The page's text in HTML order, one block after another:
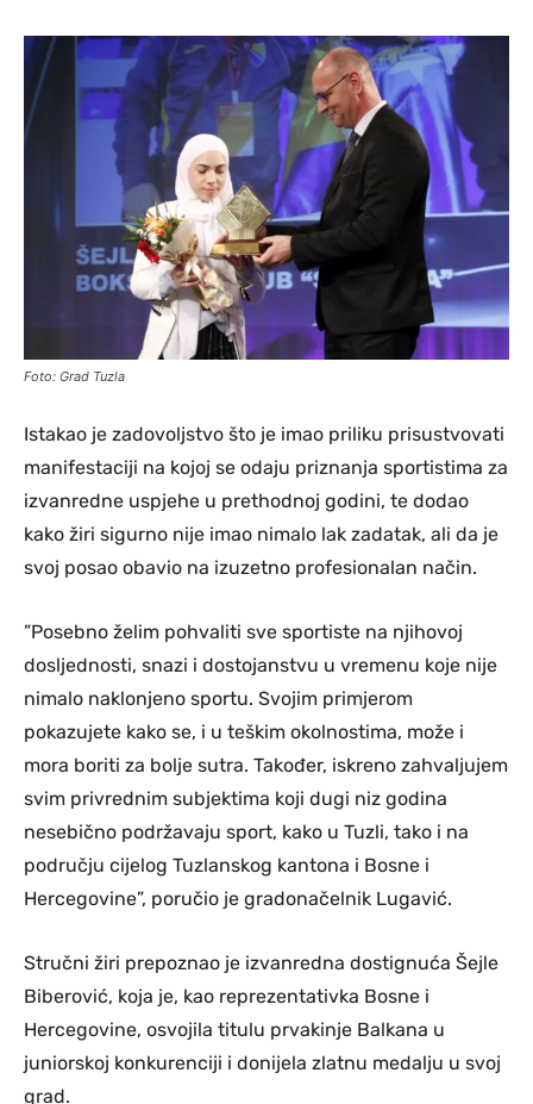
Foto: Grad Tuzla
Istakao je zadovoljstvo što je imao priliku prisustvovati
manifestaciji na kojoj se odaju priznanja sportistima za
izvanredne uspjehe u prethodnoj godini, te dodao
kako žiri sigurno nije imao nimalo lak zadatak, ali da je
svoj posao obavio na izuzetno profesionalan način.
”Posebno želim pohvaliti sve sportiste na njihovoj
dosljednosti, snazi i dostojanstvu u vremenu koje nije
nimalo naklonjeno sportu. Svojim primjerom
pokazujete kako se, i u teškim okolnostima, može i
mora boriti za bolje sutra. Također, iskreno zahvaljujem
svim privrednim subjektima koji dugi niz godina
nesebično podržavaju sport, kako u Tuzli, tako i na
području cijelog Tuzlanskog kantona i Bosne i
Hercegovine”, poručio je gradonačelnik Lugavić.
Stručni žiri prepoznao je izvanredna dostignuća Šejle
Biberović, koja je, kao reprezentativka Bosne i
Hercegovine, osvojila titulu prvakinje Balkana u
juniorskoj konkurenciji i donijela zlatnu medalju u svoj
grad.